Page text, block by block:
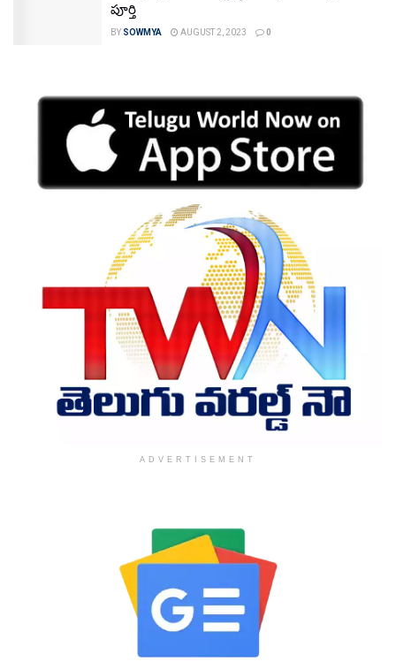
పూర్తి
BY SOWMYA AUGUST 2, 2023 0
ADVERTISEMENT